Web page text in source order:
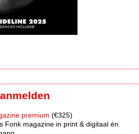
premium (€325)
Fonk magazine in print & digitaal én